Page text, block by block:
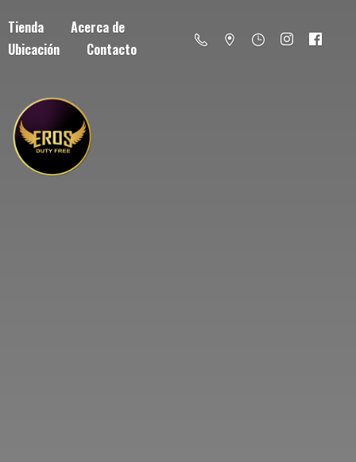
Tienda
Acerca de
Ubicación
Contacto